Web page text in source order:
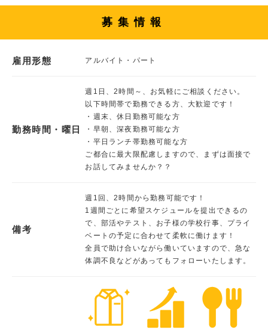
募集情報
雇用形態 アルバイト・パート
勤務時間・曜日
週1日、2時間～、お気軽にご相談ください。
以下時間帯で勤務できる方、大歓迎です！
・週末、休日勤務可能な方
・早朝、深夜勤務可能な方
・平日ランチ帯勤務可能な方
ご都合に最大限配慮しますので、まずは面接で
お話してみませんか？？
備考
週1回、2時間から勤務可能です！
1週間ごとに希望スケジュールを提出できるの
で、部活やテスト、お子様の学校行事、プライ
ベートの予定に合わせて柔軟に働けます！
全員で助け合いながら働いていますので、急な
体調不良などがあってもフォローいたします。